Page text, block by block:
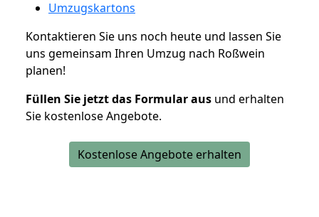
Umzugskartons
Kontaktieren Sie uns noch heute und lassen Sie
uns gemeinsam Ihren Umzug nach Roßwein
planen!
Füllen Sie jetzt das Formular aus und erhalten
Sie kostenlose Angebote.
Kostenlose Angebote erhalten